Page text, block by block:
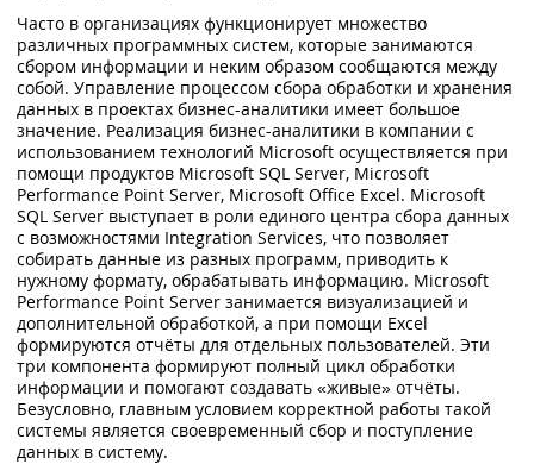
Часто в организациях функционирует множество
различных программных систем, которые занимаются
сбором информации и неким образом сообщаются между
собой. Управление процессом сбора обработки и хранения
данных в проектах бизнес-аналитики имеет большое
значение. Реализация бизнес-аналитики в компании с
использованием технологий Microsoft осуществляется при
помощи продуктов Microsoft SQL Server, Microsoft
Performance Point Server, Microsoft Office Excel. Microsoft
SQL Server выступает в роли единого центра сбора данных
с возможностями Integration Services, что позволяет
собирать данные из разных программ, приводить к
нужному формату, обрабатывать информацию. Microsoft
Performance Point Server занимается визуализацией и
дополнительной обработкой, а при помощи Excel
формируются отчёты для отдельных пользователей. Эти
три компонента формируют полный цикл обработки
информации и помогают создавать «живые» отчёты.
Безусловно, главным условием корректной работы такой
системы является своевременный сбор и поступление
данных в систему.